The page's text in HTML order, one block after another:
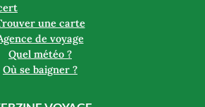
une carte
de voyage
Quel météo ?
Où se baigner ?